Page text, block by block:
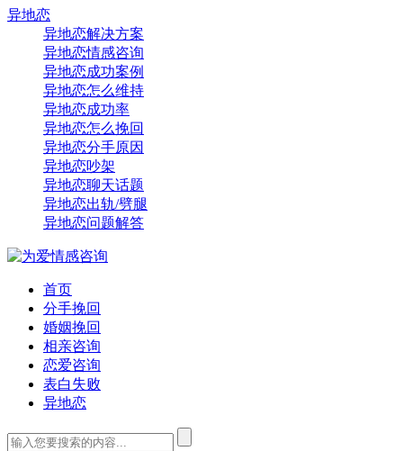
异地恋
异地恋解决方案
异地恋情感咨询
异地恋成功案例
异地恋怎么维持
异地恋成功率
异地恋怎么挽回
异地恋分手原因
异地恋吵架
异地恋聊天话题
异地恋出轨/劈腿
异地恋问题解答
首页
分手挽回
婚姻挽回
相亲咨询
恋爱咨询
表白失败
异地恋